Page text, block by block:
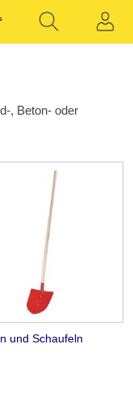
, Beton- oder
und Schaufeln